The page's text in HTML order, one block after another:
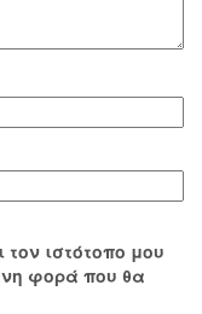
ιστότοπο μου
φορά που θα